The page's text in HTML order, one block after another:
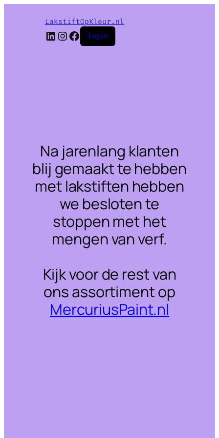
LakstiftOpKleur.nl
LinkedIn
Instagram
Facebook
Login
Na jarenlang klanten
blij gemaakt te hebben
met lakstiften hebben
we besloten te
stoppen met het
mengen van verf.
Kijk voor de rest van
ons assortiment op
MercuriusPaint.nl